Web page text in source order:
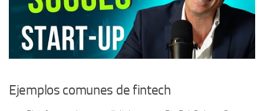
Ejemplos comunes de fintech